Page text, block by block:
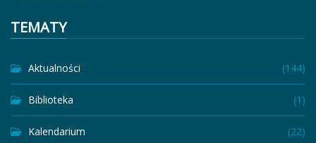
TEMATY
Aktualności (144)
Biblioteka (1)
Kalendarium (22)